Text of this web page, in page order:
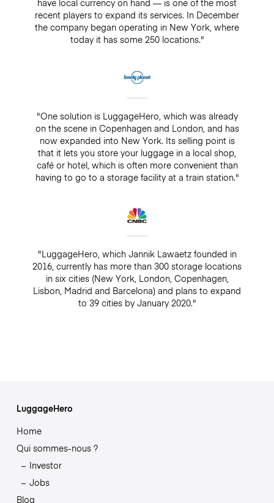
recent players to expand its services. In December
the company began operating in New York, where
today it has some 250 locations."
"One solution is LuggageHero, which was already
on the scene in Copenhagen and London, and has
now expanded into New York. Its selling point is
that it lets you store your luggage in a local shop,
café or hotel, which is often more convenient than
having to go to a storage facility at a train station."
"LuggageHero, which Jannik Lawaetz founded in
2016, currently has more than 300 storage locations
in six cities (New York, London, Copenhagen,
Lisbon, Madrid and Barcelona) and plans to expand
to 39 cities by January 2020."
LuggageHero
Home
Qui sommes-nous ?
Investor
Jobs
Blog